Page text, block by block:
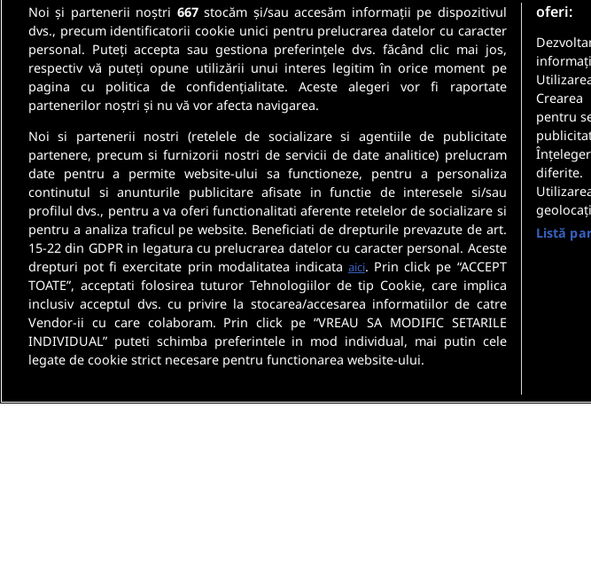
Fii informat
Aboneaza-te la newsletter-ul nostru si primeste cele mai recente
oferte de munca si informatii despre cariera direct in inbox-ul tau.
Noi și partenerii noștri 667stocăm și/sau accesăm informații pe dispozitivul
dvs., precum identificatorii cookie unici pentru prelucrarea datelor cu caracter
personal. Puteți accepta sau gestiona preferințele dvs. făcând clic mai jos,
respectiv vă puteți opune utilizării unui interes legitim în orice moment pe
pagina cu politica de confidențialitate. Aceste alegeri vor fi raportate
partenerilor noștri și nu vă vor afecta navigarea.
Noi si partenerii nostri (retelele de socializare si agentiile de publicitate
partenere, precum si furnizorii nostri de servicii de date analitice) prelucram
date pentru a permite website-ului sa functioneze, pentru a personaliza
continutul si anunturile publicitare afisate in functie de interesele si/sau
profilul dvs., pentru a va oferi functionalitati aferente retelelor de socializare si
pentru a analiza traficul pe website. Beneficiati de drepturile prevazute de art.
15-22 din GDPR in legatura cu prelucrarea datelor cu caracter personal. Aceste
drepturi pot fi exercitate prin modalitatea indicata aici. Prin click pe “ACCEPT
TOATE”, acceptati folosirea tuturor Tehnologiilor de tip Cookie, care implica
inclusiv acceptul dvs. cu privire la stocarea/accesarea informatiilor de catre
Vendor-ii cu care colaboram. Prin click pe “VREAU SA MODIFIC SETARILE
INDIVIDUAL” puteti schimba preferintele in mod individual, mai putin cele
legate de cookie strict necesare pentru functionarea website-ului.
oferi:
pentru
diferite.
Listă